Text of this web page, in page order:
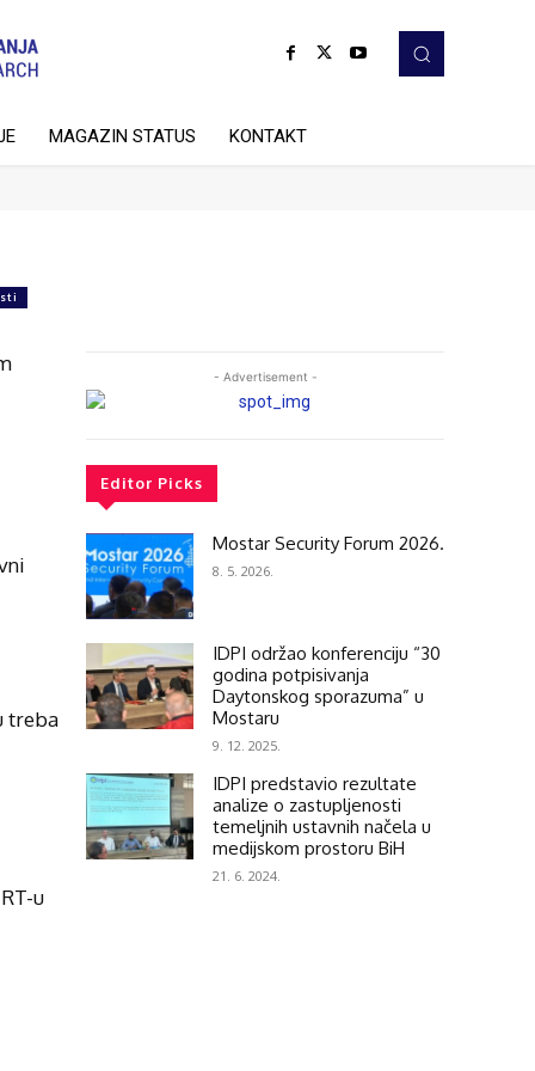
MAGAZIN STATUS KONTAKT
treba
u
- Advertisement -
Editor Picks
Mostar Security Forum 2026.
8. 5. 2026.
IDPI održao konferenciju “30
godina potpisivanja
Daytonskog sporazuma” u
Mostaru
9. 12. 2025.
IDPI predstavio rezultate
analize o zastupljenosti
temeljnih ustavnih načela u
medijskom prostoru BiH
21. 6. 2024.